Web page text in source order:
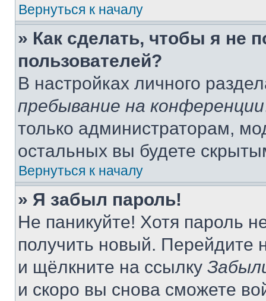
Вернуться к началу
» Как сделать, чтобы я не
пользователей?
В настройках личного
пребывание на конференции
только администраторам,
остальных вы будете
Вернуться к началу
» Я забыл пароль!
Не паникуйте! Хотя пароль
получить новый. Перейдите
и щёлкните на ссылку
и скоро вы снова сможете